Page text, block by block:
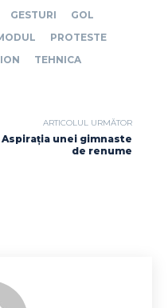
GESTURI
GOL
PROTESTE
TEHNICA
ARTICOLUL URMĂTOR
Aspirația unei gimnaste
de renume